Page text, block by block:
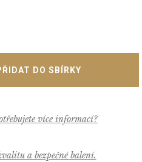
a bezpečné balení.